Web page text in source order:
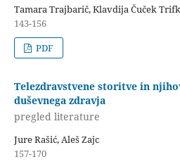
Tamara Trajbarič, Klavdija Čuček
143-156
PDF
Telezdravstvene storitve in
duševnega zdravja
pregled literature
Jure Rašić, Aleš Zajc
157-170